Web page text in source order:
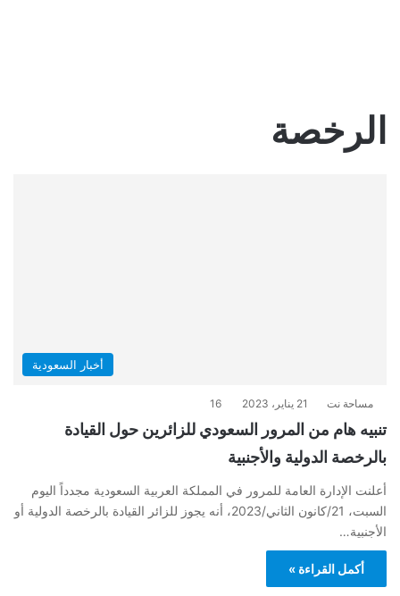
الرخصة
أخبار السعودية
مساحة نت 21 يناير، 2023 16
تنبيه هام من المرور السعودي للزائرين حول القيادة
بالرخصة الدولية والأجنبية
أعلنت الإدارة العامة للمرور في المملكة العربية السعودية مجدداً اليوم
السبت، 21/كانون الثاني/2023، أنه يجوز للزائر القيادة بالرخصة الدولية أو
الأجنبية…
أكمل القراءة »